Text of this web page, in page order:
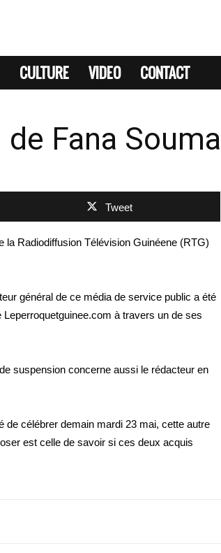
CULTURE VIDEO CONTACT
Fana
Tweet
la Radiodiffusion Télévision Guinéene (RTG)
général de ce média de service public a été
à travers un de ses
suspension concerne aussi le rédacteur en
de célébrer demain mardi 23 mai, cette autre
est celle de savoir si ces deux acquis